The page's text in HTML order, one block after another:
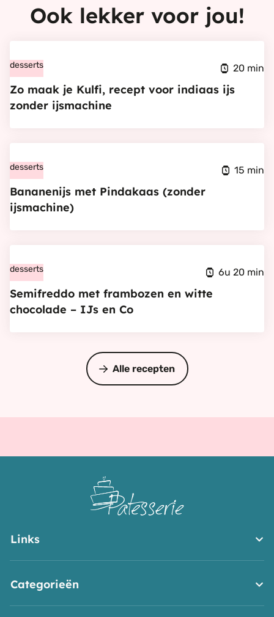
Ook lekker voor jou!
Zo
indiaas
ijs
zonder
desserts 20 min
Zo maak je Kulfi, recept voor indiaas ijs
zonder ijsmachine
Bananenijs
met
Pindakaas
desserts 15 min
Bananenijs met Pindakaas (zonder
ijsmachine)
Semifreddo
met
frambozen
desserts 6u 20 min
Semifreddo met frambozen en witte
chocolade – IJs en Co
Alle recepten
Links
Categorieën